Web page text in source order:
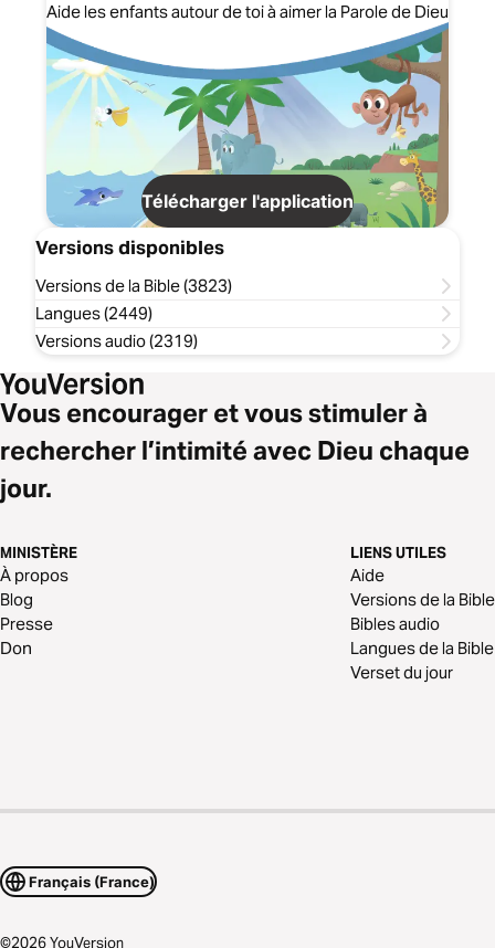
Aide les enfants autour de toi à aimer la Parole de Dieu
Télécharger l'application
Versions disponibles
Versions de la Bible (3823)
Langues (2449)
Versions audio (2319)
Vous encourager et vous stimuler à
rechercher l’intimité avec Dieu chaque
jour.
MINISTÈRE
À propos
Blog
Presse
Don
LIENS UTILES
Aide
Versions de la Bible
Bibles audio
Langues de la Bible
Verset du jour
Français (France)
©2026YouVersion